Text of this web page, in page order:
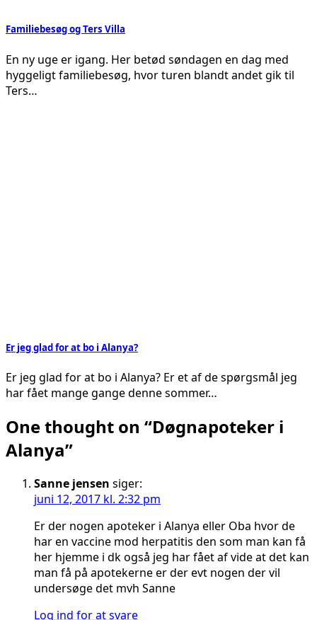
Familiebesøg og Ters Villa
En ny uge er igang. Her betød søndagen en dag med
hyggeligt familiebesøg, hvor turen blandt andet gik til
Ters…
Er jeg glad for at bo i Alanya?
Er jeg glad for at bo i Alanya? Er et af de spørgsmål jeg
har fået mange gange denne sommer…
One thought on “Døgnapoteker i
Alanya”
Sanne jensen siger:
juni 12, 2017 kl. 2:32 pm
Er der nogen apoteker i Alanya eller Oba hvor de
har en vaccine mod herpatitis den som man kan få
her hjemme i dk også jeg har fået af vide at det kan
man få på apotekerne er der evt nogen der vil
undersøge det mvh Sanne
Log ind for at svare